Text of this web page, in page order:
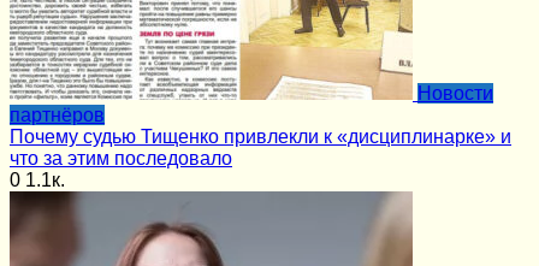
Новости
партнёров
Почему судью Тищенко привлекли к «дисциплинарке» и
что за этим последовало
0 1.1к.